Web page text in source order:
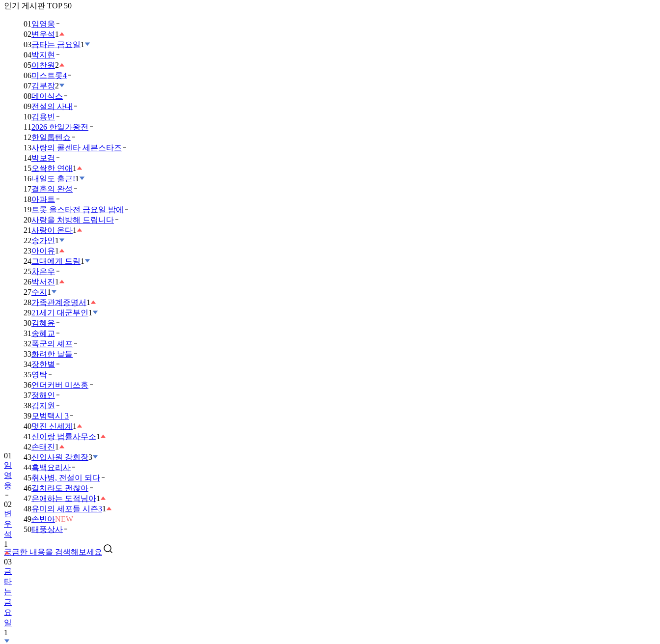
인기 게시판 TOP 50
01 임영웅
02변우석1
03금타는 금요일1
04박지현
05이찬원 2
06미스트롯4
07김부장2
08데이식스
09전설의 사내
10김용빈
11 2026 한일가왕전
12한일톱텐쇼
13사랑의 콜센타 세븐스타즈
14박보검
15오싹한 연애 1
16내일도 출근!1
17결혼의 완성
18아파트
19트롯 올스타전 금요일 밤에
20사랑을 처방해 드립니다
21사랑이 온다1
22송가인1
23아이유1
24그대에게 드림1
25차은우
26박서진1
27수지 1
28가족관계증명서 1
2921세기 대군부인1
30김혜윤
31 송혜교
32폭군의 셰프
33화려한 날들
34장한별
35영탁
36언더커버 미쓰홍
37정해인
38김지원
39모범택시 3
40멋진 신세계 1
41 신이랑 법률사무소1
42손태진1
43신입사원 강회장3
44흑백요리사
45취사병, 전설이 되다
46길치라도 괜찮아
47은애하는 도적님아1
48유미의 세포들 시즌31
49손빈아NEW
50태풍상사
궁금한 내용을 검색해보세요
영
웅
02
변
우
석
1
03
금
타
는
금
요
일
1
04
박